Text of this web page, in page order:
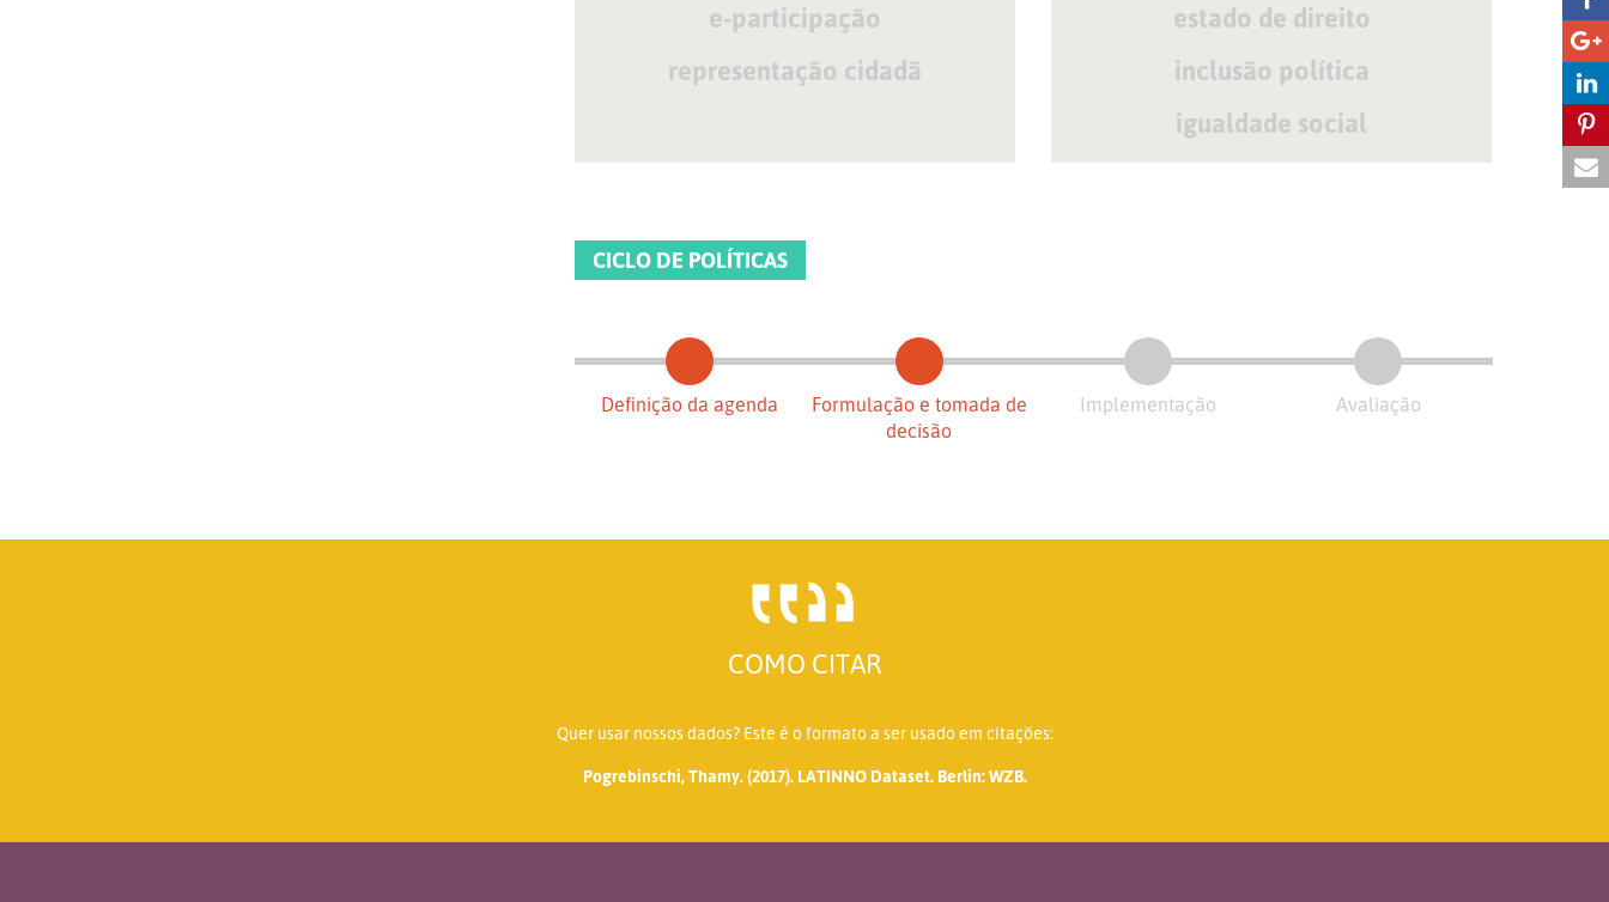
e-participação
representação cidadã
estado de direito
inclusão política
igualdade social
CICLO DE POLÍTICAS
Definição da agenda
Formulação e tomada de
decisão
Implementação Avaliação
COMO CITAR
Quer usar nossos dados? Este é o formato a ser usado em citações:
Pogrebinschi, Thamy. (2017). LATINNO Dataset. Berlin: WZB.